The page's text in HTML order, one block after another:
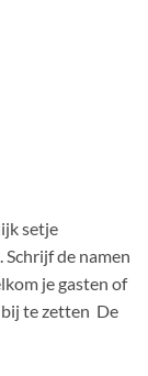
setje
Schrijf de namen
je gasten of
te zetten De